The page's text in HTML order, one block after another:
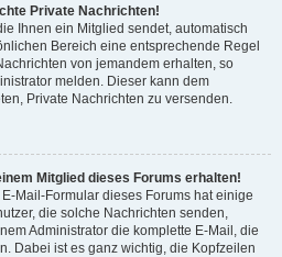
Private Nachrichten!
Ihnen ein Mitglied sendet, automatisch
Bereich eine entsprechende Regel
von jemandem erhalten, so
melden. Dieser kann dem
Private Nachrichten zu versenden.
Mitglied dieses Forums erhalten!
Mail-Formular dieses Forums hat einige
die solche Nachrichten senden,
Administrator die komplette E-Mail, die
Dabei ist es ganz wichtig, die Kopfzeilen